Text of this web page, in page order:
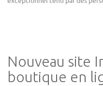
Nouveau site
boutique en